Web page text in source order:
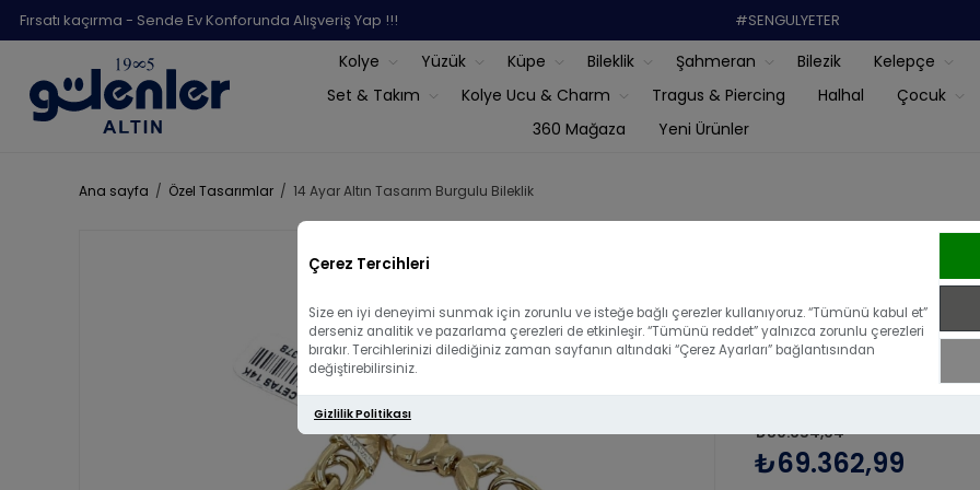
Çerez Tercihleri
Size en iyi deneyimi sunmak için zorunlu ve isteğe bağlı çerezler kullanıyoruz. “Tümünü kabul et”
derseniz analitik ve pazarlama çerezleri de etkinleşir. “Tümünü reddet” yalnızca zorunlu çerezleri
bırakır. Tercihlerinizi dilediğiniz zaman sayfanın altındaki “Çerez Ayarları” bağlantısından
değiştirebilirsiniz.
Gizlilik Politikası
Fırsatı kaçırma - Sende Ev Konforunda Alışveriş Yap !!! #SENGULYETER
Kolye Yüzük Küpe Bileklik Şahmeran Bilezik
Kelepçe
Set & Takım
Kolye Ucu & Charm Tragus & Piercing Halhal
Çocuk
360 Mağaza
Yeni Ürünler
Ana sayfa / Özel Tasarımlar / 14 Ayar Altın Tasarım Burgulu Bileklik
14 Ayar
Bileklik
Bu ürünü ilk
₺80.654,64
₺69.362,99